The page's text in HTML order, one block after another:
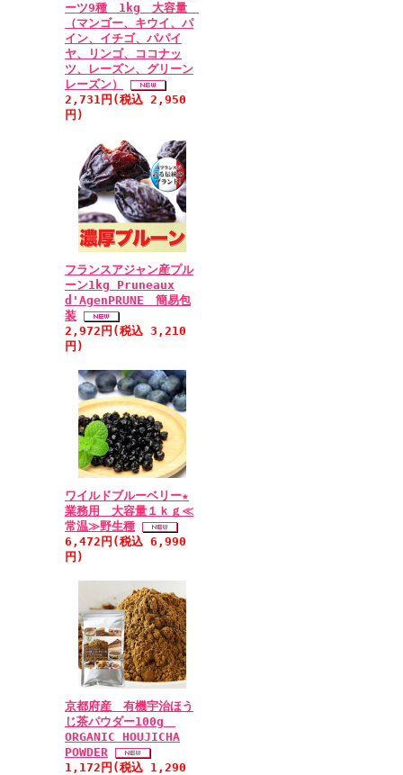
ーツ9種 1kg 大容量
（マンゴー、キウイ、パ
イン、イチゴ、パパイ
ヤ、リンゴ、ココナッ
ツ、レーズン、グリーン
レーズン）
2,731円(税込 2,950
円)
フランスアジャン産プル
ーン1kg Pruneaux
d'AgenPRUNE 簡易包
装
2,972円(税込 3,210
円)
ワイルドブルーベリー★
業務用 大容量１ｋｇ≪
常温≫野生種
6,472円(税込 6,990
円)
京都府産 有機宇治ほう
じ茶パウダー100g
ORGANIC HOUJICHA
POWDER
1,172円(税込 1,290